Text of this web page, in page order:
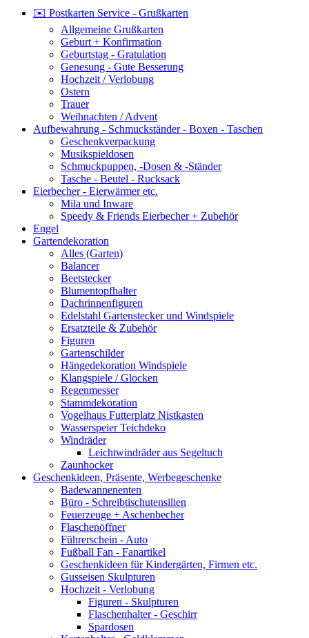
✉️ Postkarten Service - Grußkarten
Allgemeine Grußkarten
Geburt + Konfirmation
Geburtstag - Gratulation
Genesung - Gute Besserung
Hochzeit / Verlobung
Ostern
Trauer
Weihnachten / Advent
Aufbewahrung - Schmuckständer - Boxen - Taschen
Geschenkverpackung
Musikspieldosen
Schmuckpuppen, -Dosen & -Ständer
Tasche - Beutel - Rucksack
Eierbecher - Eierwärmer etc.
Mila und Inware
Speedy & Friends Eierbecher + Zubehör
Engel
Gartendekoration
Alles (Garten)
Balancer
Beetstecker
Blumentopfhalter
Dachrinnenfiguren
Edelstahl Gartenstecker und Windspiele
Ersatzteile & Zubehör
Figuren
Gartenschilder
Hängedekoration Windspiele
Klangspiele / Glocken
Regenmesser
Stammdekoration
Vogelhaus Futterplatz Nistkasten
Wasserspeier Teichdeko
Windräder
Leichtwindräder aus Segeltuch
Zaunhocker
Geschenkideen, Präsente, Werbegeschenke
Badewannenenten
Büro - Schreibtischutensilien
Feuerzeuge + Aschenbecher
Flaschenöffner
Führerschein - Auto
Fußball Fan - Fanartikel
Geschenkideen für Kindergärten, Firmen etc.
Gusseisen Skulpturen
Hochzeit - Verlobung
Figuren - Skulpturen
Flaschenhalter - Geschirr
Spardosen